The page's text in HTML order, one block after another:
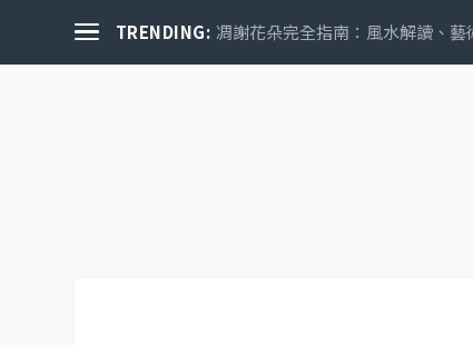
TRENDING: 凋謝花朵完全指南：風水解讀、藝